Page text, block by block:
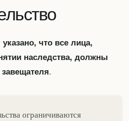
что все лица,
наследства, должны
.
ограничиваются